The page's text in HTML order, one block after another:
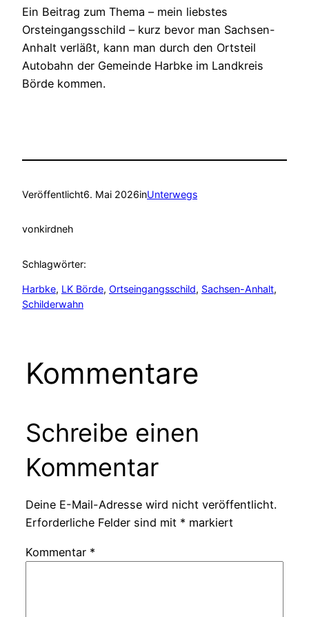
Ein Beitrag zum Thema – mein liebstes
Orsteingangsschild – kurz bevor man Sachsen-
Anhalt verläßt, kann man durch den Ortsteil
Autobahn der Gemeinde Harbke im Landkreis
Börde kommen.
Veröffentlicht6. Mai 2026inUnterwegs
vonkirdneh
Schlagwörter:
Harbke, LK Börde, Ortseingangsschild, Sachsen-Anhalt
Schilderwahn
Kommentare
Schreibe einen
Kommentar
Deine E-Mail-Adresse wird nicht veröffentlicht.
Erforderliche Felder sind mit * markiert
Kommentar *